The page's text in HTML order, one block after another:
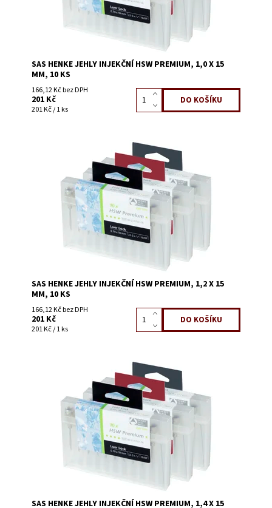
SAS HENKE JEHLY INJEKČNÍ HSW PREMIUM, 1,0 X 15
MM, 10 KS
166,12 Kč bez DPH
201 Kč
201 Kč / 1 ks
Skladem 9
1449G
SAS HENKE JEHLY INJEKČNÍ HSW PREMIUM, 1,2 X 15
MM, 10 KS
166,12 Kč bez DPH
201 Kč
201 Kč / 1 ks
Na dotaz
1447G
SAS HENKE JEHLY INJEKČNÍ HSW PREMIUM, 1,4 X 15